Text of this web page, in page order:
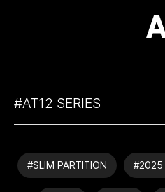
(주
#SLIM PARTITION #2025